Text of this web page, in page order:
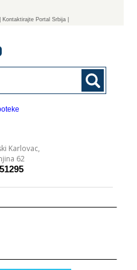
| Kontaktirajte Portal Srbija |
Karlovac,
62